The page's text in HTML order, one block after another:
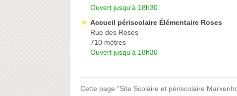
Ouvert jusqu'à 18h30
Accueil périscolaire Élémentaire Roses
Rue des Roses
710 mètres
Ouvert jusqu'à 18h30
Cette page "Site Scolaire et périscolaire